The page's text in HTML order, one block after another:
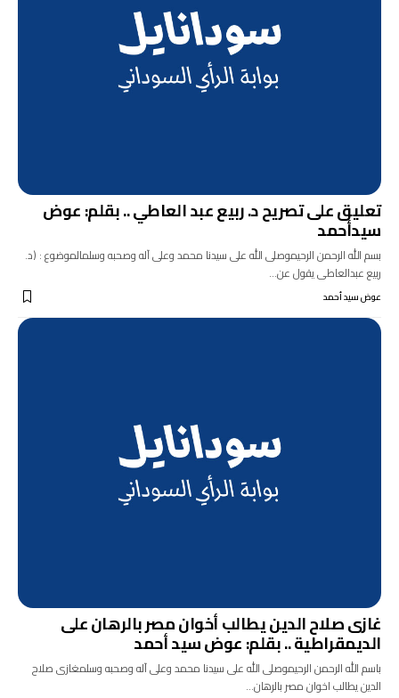
تعليق على تصريح د. ربيع عبد العاطي .. بقلم: عوض
سيدأحمد
بسم الله الرحمن الرحيموصلى الله على سيدنا محمد وعلى آله وصحبه وسلمالموضوع : (د.
ربيع عبدالعاطى يقول عن…
عوض سيد أحمد
غازى صلاح الدين يطالب أخوان مصر بالرهان على
الديمقراطية .. بقلم: عوض سيد أحمد
باسم الله الرحمن الرحيموصلى الله على سيدنا محمد وعلى آله وصحبه وسلمغازى صلاح
الدين يطالب اخوان مصر بالرهان…